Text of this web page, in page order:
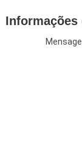
Informações